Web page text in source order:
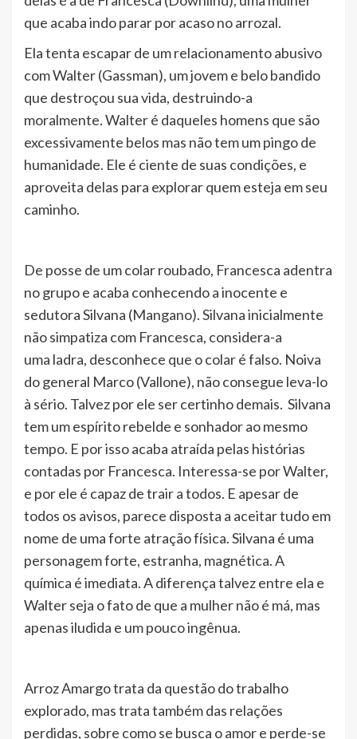
que acaba indo parar por acaso no arrozal.
Ela tenta escapar de um relacionamento abusivo
com Walter (Gassman), um jovem e belo bandido
que destroçou sua vida, destruindo-a
moralmente. Walter é daqueles homens que são
excessivamente belos mas não tem um pingo de
humanidade. Ele é ciente de suas condições, e
aproveita delas para explorar quem esteja em seu
caminho.
De posse de um colar roubado, Francesca adentra
no grupo e acaba conhecendo a inocente e
sedutora Silvana (Mangano). Silvana inicialmente
não simpatiza com Francesca, considera-a
uma ladra, desconhece que o colar é falso. Noiva
do general Marco (Vallone), não consegue leva-lo
à sério. Talvez por ele ser certinho demais. Silvana
tem um espírito rebelde e sonhador ao mesmo
tempo. E por isso acaba atraída pelas histórias
contadas por Francesca. Interessa-se por Walter,
e por ele é capaz de trair a todos. E apesar de
todos os avisos, parece disposta a aceitar tudo em
nome de uma forte atração física. Silvana é uma
personagem forte, estranha, magnética. A
química é imediata. A diferença talvez entre ela e
Walter seja o fato de que a mulher não é má, mas
apenas iludida e um pouco ingênua.
Arroz Amargo trata da questão do trabalho
explorado, mas trata também das relações
perdidas, sobre como se busca o amor e perde-se